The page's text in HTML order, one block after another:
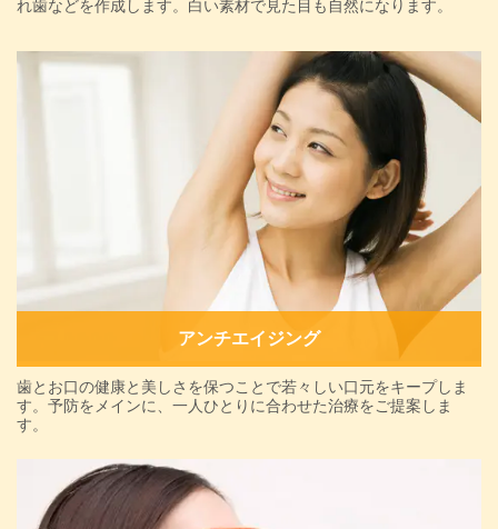
れ歯などを作成します。白い素材で見た目も自然になります。
アンチエイジング
歯とお口の健康と美しさを保つことで若々しい口元をキープしま
す。予防をメインに、一人ひとりに合わせた治療をご提案しま
す。